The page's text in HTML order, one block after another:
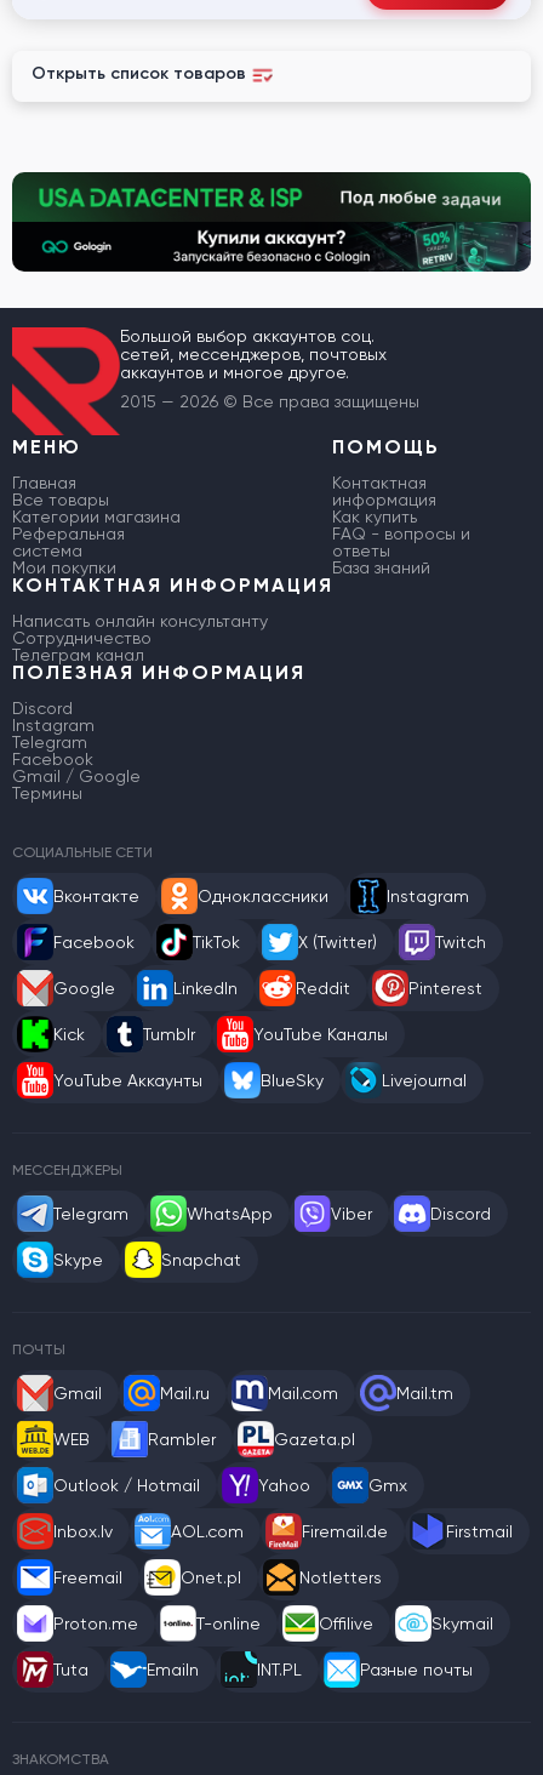
Открыть список товаров
Большой выбор аккаунтов соц.
сетей, мессенджеров, почтовых
аккаунтов и многое другое.
2015 — 2026 © Все права защищены
МЕНЮ
Главная
Все товары
Категории магазина
Реферальная
система
Мои покупки
ПОМОЩЬ
Контактная
информация
Как купить
FAQ - вопросы и
ответы
База знаний
КОНТАКТНАЯ ИНФОРМАЦИЯ
Написать онлайн консультанту
Сотрудничество
Телеграм канал
ПОЛЕЗНАЯ ИНФОРМАЦИЯ
Discord
Instagram
Telegram
Facebook
Gmail / Google
Термины
СОЦИАЛЬНЫЕ СЕТИ
Вконтакте Одноклассники Instagram
Facebook TikTok X (Twitter) Twitch
Google LinkedIn Reddit Pinterest
Kick Tumblr YouTube Каналы
YouTube Аккаунты BlueSky Livejournal
МЕССЕНДЖЕРЫ
Telegram WhatsApp Viber Discord
Skype Snapchat
ПОЧТЫ
Gmail Mail.ru Mail.com Mail.tm
WEB Rambler Gazeta.pl
Outlook / Hotmail Yahoo Gmx
Inbox.lv AOL.com Firemail.de Firstmail
Freemail Onet.pl Notletters
Proton.me T-online Offilive Skymail
Tuta Emailn INT.PL Разные почты
ЗНАКОМСТВА